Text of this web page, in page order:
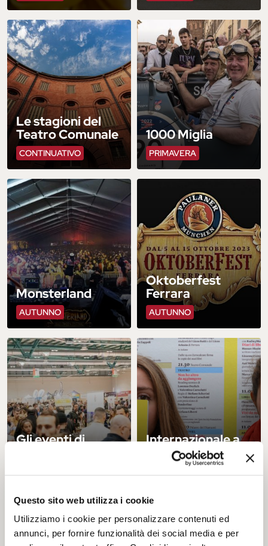
Questo sito web utilizza i cookie
Utilizziamo i cookie per personalizzare contenuti ed
annunci, per fornire funzionalità dei social media e per
CONTINUATIVO
Le stagioni del
Teatro Comunale
PRIMAVERA
1000 Miglia
AUTUNNO
Monsterland
AUTUNNO
Oktoberfest
Ferrara
Gli eventi di
Internazionale a
Ferrara